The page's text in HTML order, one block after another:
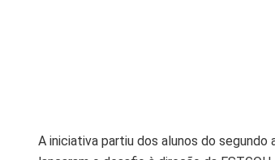
A iniciativa partiu dos alunos do segundo